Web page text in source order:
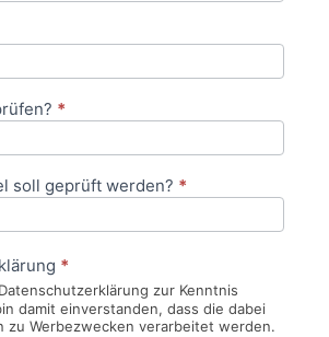
*
soll geprüft werden? *
*
zur Kenntnis
damit einverstanden, dass die dabei
zu Werbezwecken verarbeitet werden.